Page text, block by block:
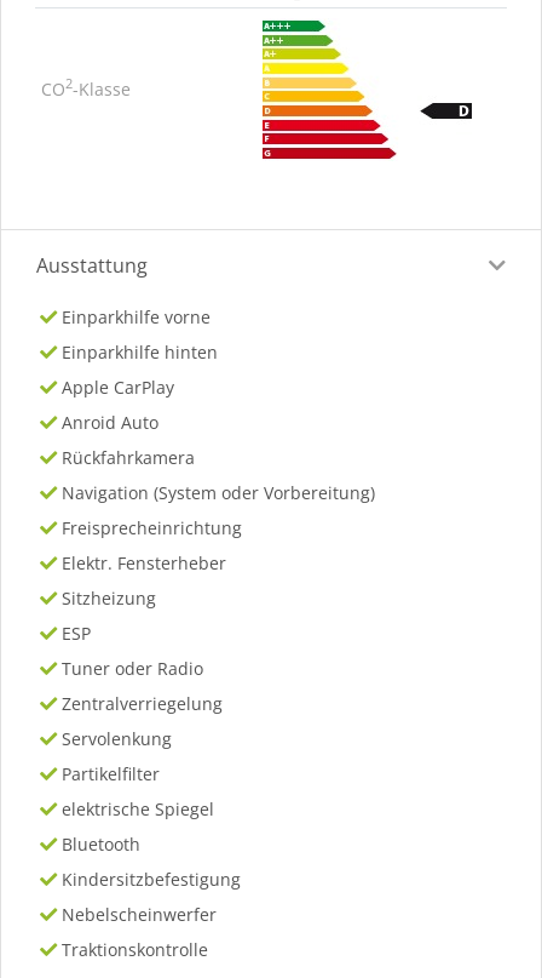
CO2-Klasse
Ausstattung
Einparkhilfe vorne
Einparkhilfe hinten
Apple CarPlay
Anroid Auto
Rückfahrkamera
Navigation (System oder Vorbereitung)
Freisprecheinrichtung
Elektr. Fensterheber
Sitzheizung
ESP
Tuner oder Radio
Zentralverriegelung
Servolenkung
Partikelfilter
elektrische Spiegel
Bluetooth
Kindersitzbefestigung
Nebelscheinwerfer
Traktionskontrolle